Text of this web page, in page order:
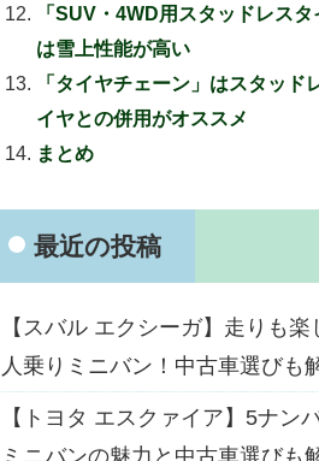
「SUV・4WD用スタッドレスタ
は雪上性能が高い
「タイヤチェーン」はスタッド
イヤとの併用がオススメ
まとめ
最近の投稿
【スバル エクシーガ】走りも楽
人乗りミニバン！中古車選びも
【トヨタ エスクァイア】5ナン